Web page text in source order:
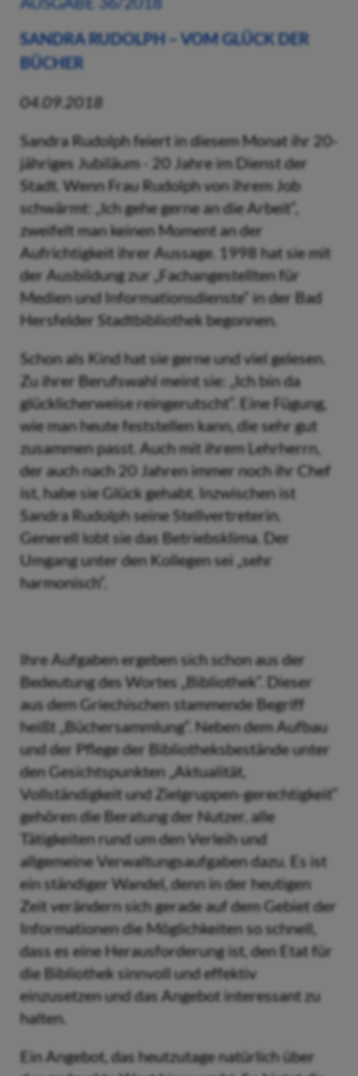
SANDRA RUDOLPH – VOM GLÜCK DER
BÜCHER
04.09.2018
Sandra Rudolph feiert in diesem Monat ihr 20-
jähriges Jubiläum - 20 Jahre im Dienst der
Stadt. Wenn Frau Rudolph von ihrem Job
schwärmt: „Ich gehe gerne an die Arbeit“,
zweifelt man keinen Moment an der
Aufrichtigkeit ihrer Aussage. 1998 hat sie mit
der Ausbildung zur „Fachangestellten für
Medien und Informationsdienste“ in der Bad
Hersfelder Stadtbibliothek begonnen.
Schon als Kind hat sie gerne und viel gelesen.
Zu ihrer Berufswahl meint sie: „Ich bin da
glücklicherweise reingerutscht“. Eine Fügung,
wie man heute feststellen kann, die sehr gut
zusammen passt. Auch mit ihrem Lehrherrn,
der auch nach 20 Jahren immer noch ihr Chef
ist, habe sie Glück gehabt. Inzwischen ist
Sandra Rudolph seine Stellvertreterin.
Generell lobt sie das Betriebsklima. Der
Umgang unter den Kollegen sei „sehr
harmonisch“.
Ihre Aufgaben ergeben sich schon aus der
Bedeutung des Wortes „Bibliothek“. Dieser
aus dem Griechischen stammende Begriff
heißt „Büchersammlung“. Neben dem Aufbau
und der Pflege der Bibliotheksbestände unter
den Gesichtspunkten „Aktualität,
Vollständigkeit und Zielgruppen-gerechtigkeit“
gehören die Beratung der Nutzer, alle
Tätigkeiten rund um den Verleih und
allgemeine Verwaltungsaufgaben dazu. Es ist
ein ständiger Wandel, denn in der heutigen
Zeit verändern sich gerade auf dem Gebiet der
Informationen die Möglichkeiten so schnell,
dass es eine Herausforderung ist, den Etat für
die Bibliothek sinnvoll und effektiv
einzusetzen und das Angebot interessant zu
halten.
Ein Angebot, das heutzutage natürlich über